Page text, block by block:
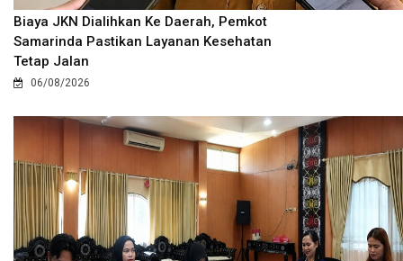
Biaya JKN Dialihkan Ke Daerah, Pemkot
Samarinda Pastikan Layanan Kesehatan
Tetap Jalan
06/08/2026